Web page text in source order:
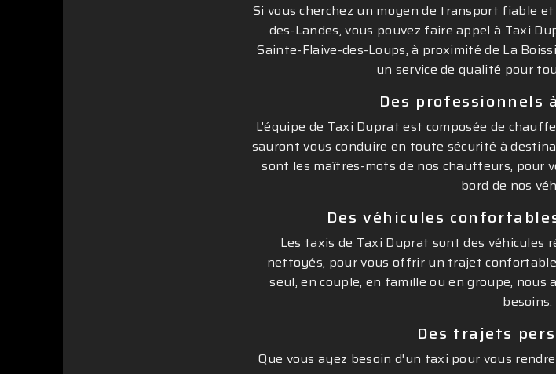
Si vous cherchez un moyen de transport fiable
des-Landes, vous pouvez faire appel à Taxi
Sainte-Flaive-des-Loups, à proximité de La
un service de qualité pour
Des professionnels
L'équipe de Taxi Duprat est composée de
sauront vous conduire en toute sécurité à
sont les maîtres-mots de nos chauffeurs, pour
bord de nos
Des véhicules
Les taxis de Taxi Duprat sont des
nettoyés, pour vous offrir un trajet
seul, en couple, en famille ou en groupe, nous
besoins.
Des trajets
Que vous ayez besoin d'un taxi pour vous